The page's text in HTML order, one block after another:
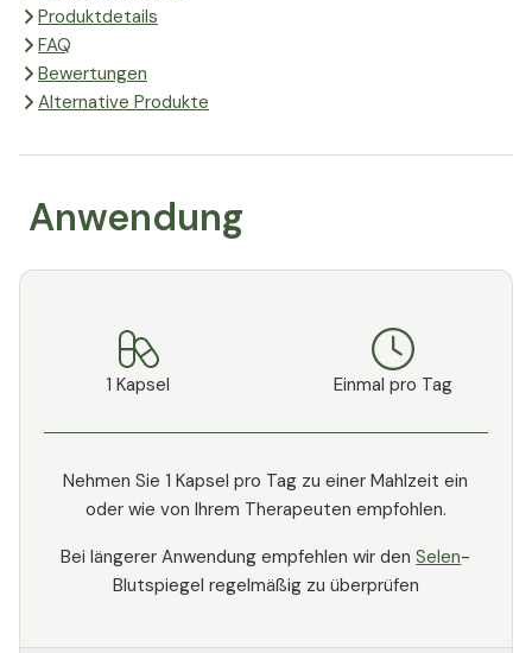
Produktdetails
FAQ
Bewertungen
Alternative Produkte
Anwendung
1 Kapsel Einmal pro Tag
Nehmen Sie 1 Kapsel pro Tag zu einer Mahlzeit ein
oder wie von Ihrem Therapeuten empfohlen.
Bei längerer Anwendung empfehlen wir denSelen-
Blutspiegel regelmäßig zu überprüfen